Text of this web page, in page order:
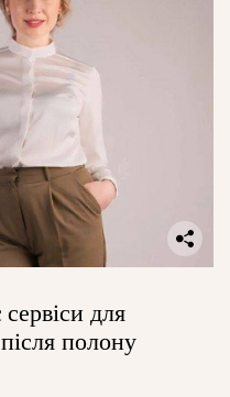
для
полону